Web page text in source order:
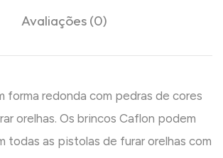
Avaliações (0)
forma redonda com pedras de cores
orelhas. Os brincos Caflon podem
todas as pistolas de furar orelhas com